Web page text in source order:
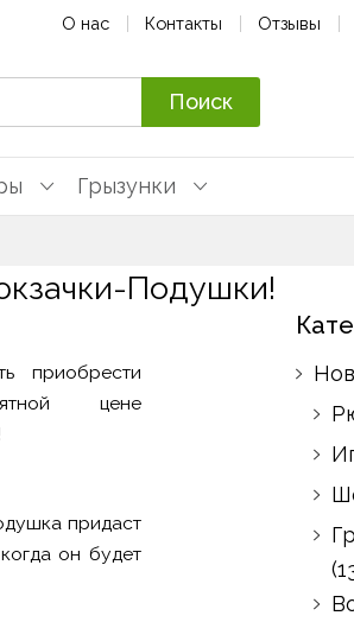
О нас Контакты Отзывы
Поиск
Грызунки
Подушки!
приобрести
цене
придаст
он будет